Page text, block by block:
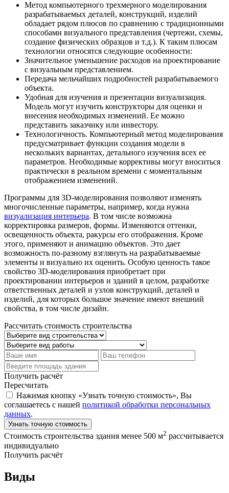
Метод компьютерного трехмерного моделирования
разрабатываемых деталей, конструкций, изделий
обладает рядом плюсов по сравнению с традиционными
способами визуального представления (чертежи, схемы,
создание физических образцов и т.д.). К таким плюсам
технологии относятся следующие особенности:
Значительное уменьшение расходов на проектирование
с визуальным представлением.
Передача мельчайших подробностей разрабатываемого
объекта.
Удобная для изучения и презентации визуализация.
Модель могут изучить конструкторы для оценки и
внесения необходимых изменений. Ее можно
представить заказчику или инвестору.
Технологичность. Компьютерный метод моделирования
предусматривает функции создания модели в
нескольких вариантах, детального изучения всех ее
параметров. Необходимые коррективы могут вноситься
практически в реальном времени с моментальным
отображением изменений.
Программы для 3D-моделирования позволяют изменять
многочисленные параметры, например, когда нужна
визуализация интерьера. В том числе возможна
корректировка размеров, формы. Изменяются оттенки,
освещенность объекта, ракурсы его отображения. Кроме
этого, применяют и анимацию объектов. Это дает
возможность по-разному взглянуть на разрабатываемые
элементы и визуально их оценить. Особую ценность такое
свойство 3D-моделирования приобретает при
проектировании интерьеров и зданий в целом, разработке
ответственных деталей и узлов конструкций, деталей и
изделий, для которых большое значение имеют внешний
свойства, в том числе дизайн.
Рассчитать стоимость строительства
Получить расчёт
Пересчитать
Нажимая кнопку «Узнать точную стоимость», Вы
соглашаетесь с нашей политикой обработки персональных
данных.
Узнать точную стоимость
Стоимость строительства здания менее 500 м2 рассчитывается
индивидуально
Получить расчёт
Виды